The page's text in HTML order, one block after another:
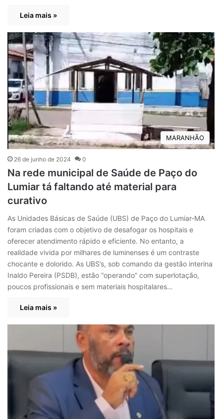
Leia mais »
MARANHÃO
26 de junho de 2024 0
Na rede municipal de Saúde de Paço do
Lumiar tá faltando até material para
curativo
As Unidades Básicas de Saúde (UBS) de Paço do Lumiar-MA
foram criadas com o objetivo de desafogar os hospitais e
oferecer atendimento rápido e eficiente. No entanto, a
realidade vivida por milhares de luminenses é um contraste
chocante e dolorido. As UBS’s, sob comando da gestão interina
Inaldo Pereira (PSDB), estão “operando” com superlotação,
poucos profissionais e sem materiais hospitalares…
Leia mais »